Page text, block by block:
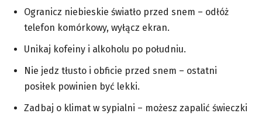
Ogranicz niebieskie światło przed snem – odłóż
telefon komórkowy, wyłącz ekran.
Unikaj kofeiny i alkoholu po południu.
Nie jedz tłusto i obficie przed snem – ostatni
posiłek powinien być lekki.
Zadbaj o klimat w sypialni – możesz zapalić świeczki